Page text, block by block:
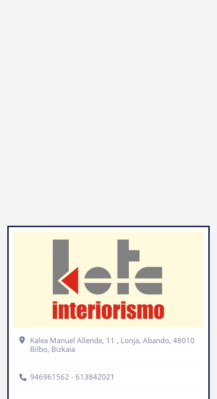
Kalea Manuel Allende, 11 , Lonja, Abando, 48010
Bilbo, Bizkaia
946961562 - 613842021